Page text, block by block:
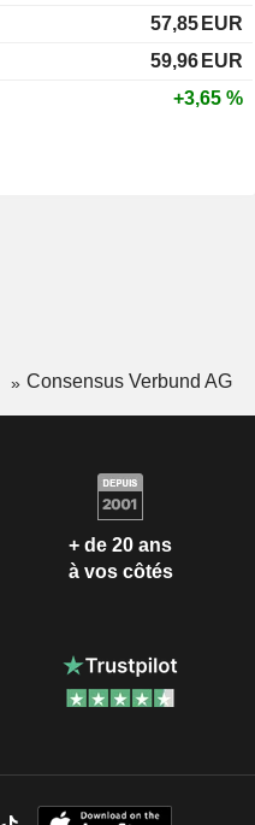
57,85 EUR
59,96 EUR
+3,65 %
Consensus Verbund AG
+ de 20 ans
à vos côtés